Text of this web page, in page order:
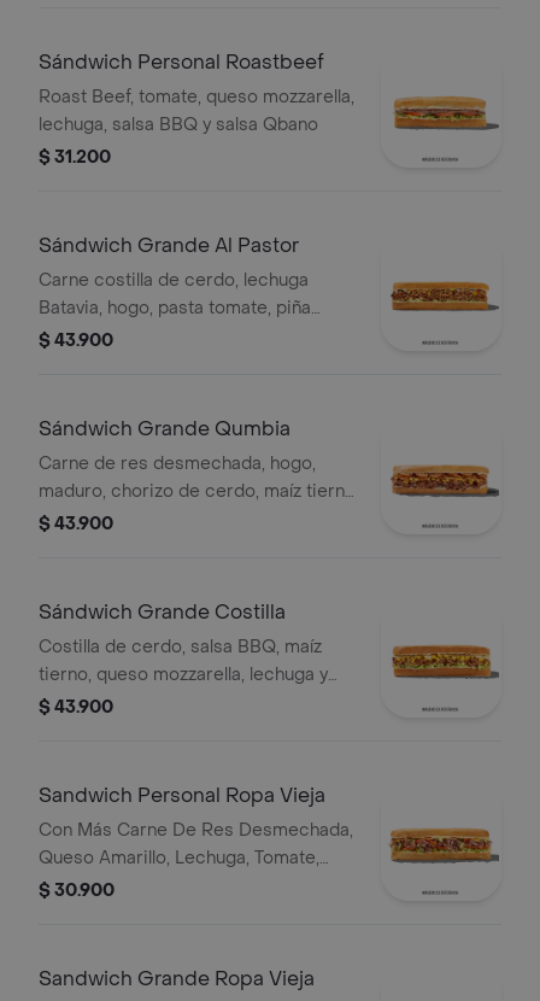
Sándwich Personal Roastbeef
Roast Beef, tomate, queso mozzarella,
lechuga, salsa BBQ y salsa Qbano
$ 31.200
Sándwich Grande Al Pastor
Carne costilla de cerdo, lechuga
Batavia, hogo, pasta tomate, piña
calada asada, cebolla blanca y
$ 43.900
Sándwich Grande Qumbia
Carne de res desmechada, hogo,
maduro, chorizo de cerdo, maíz tierno
y salsa Qbano.
$ 43.900
Sándwich Grande Costilla
Costilla de cerdo, salsa BBQ, maíz
tierno, queso mozzarella, lechuga y
salsa Qbano.
$ 43.900
Sandwich Personal Ropa Vieja
Con Más Carne De Res Desmechada,
Queso Amarillo, Lechuga, Tomate,
Pimentón, Apio, Mostaza, Salsa Bbq,
$ 30.900
Sandwich Grande Ropa Vieja